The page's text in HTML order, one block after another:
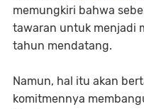
memungkiri bahwa
tawaran untuk menjadi
tahun mendatang.
Namun, hal itu akan
komitmennya